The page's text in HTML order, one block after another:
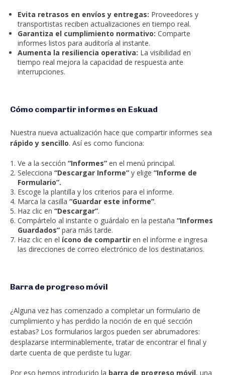
Evita retrasos en envíos y entregas: Proveedores y
transportistas reciben actualizaciones en tiempo real.
Garantiza el cumplimiento normativo:Comparte
informes listos para auditoría al instante.
Aumenta la resiliencia operativa: La visibilidad en
tiempo real mejora la capacidad de respuesta ante
interrupciones.
Cómo compartir informes en Eskuad
Nuestra nueva actualización hace que compartir informes sea
rápido y sencillo. Así es como funciona:
Ve a la sección “Informes” en el menú principal.
Selecciona“Descargar Informe” y elige“Informe de
Formulario”.
Escoge la plantilla y los criterios para el informe.
Marca la casilla“Guardar este informe”.
Haz clic en“Descargar”.
Compártelo al instante o guárdalo en la pestaña“Informes
Guardados” para más tarde.
Haz clic en el ícono de compartiren el informe e ingresa
las direcciones de correo electrónico de los destinatarios.
Barra de progreso móvil
¿Alguna vez has comenzado a completar un formulario de
cumplimiento y has perdido la noción de en qué sección
estabas? Los formularios largos pueden ser abrumadores:
desplazarse interminablemente, tratar de encontrar el final y
darte cuenta de que perdiste tu lugar.
Por eso hemos introducido la barra de progreso móvil, una